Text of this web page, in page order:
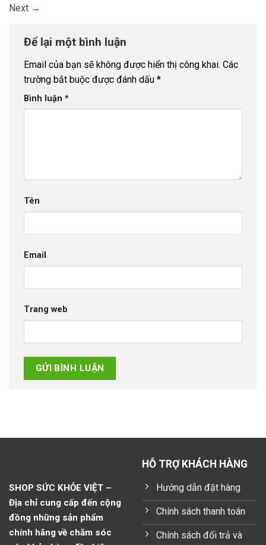
Next →
Để lại một bình luận
Email của bạn sẽ không được hiển thị công khai. Các
trường bắt buộc được đánh dấu *
Bình luận *
Tên
Email
Trang web
SHOP SỨC KHỎE VIỆT –
Địa chỉ cung cấp đến cộng
đồng những sản phẩm
chính hãng về chăm sóc
HỖ TRỢ KHÁCH HÀNG
Hướng dẫn đặt hàng
Chính sách thanh toán
Chính sách đổi trả và